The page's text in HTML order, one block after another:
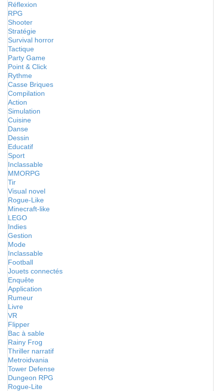
Réflexion
RPG
Shooter
Stratégie
Survival horror
Tactique
Party Game
Point & Click
Rythme
Casse Briques
Compilation
Action
Simulation
Cuisine
Danse
Dessin
Educatif
Sport
Inclassable
MMORPG
Tir
Visual novel
Rogue-Like
Minecraft-like
LEGO
Indies
Gestion
Mode
Inclassable
Football
Jouets connectés
Enquête
Application
Rumeur
Livre
VR
Flipper
Bac à sable
Rainy Frog
Thriller narratif
Metroidvania
Tower Defense
Dungeon RPG
Rogue-Lite